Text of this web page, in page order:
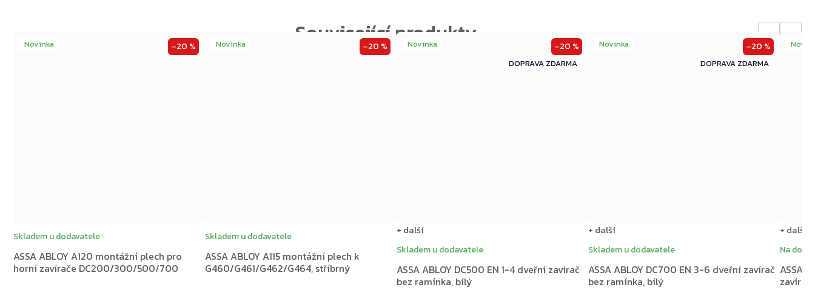
Novinka –20 %
ASSA ABLOY A120 montážní plech pro
horní zavírače DC200/300/500/700
Skladem u dodavatele
Novinka –20 %
ASSA ABLOY A115 montážní plech k
G460/G461/G462/G464, stříbrný
Skladem u dodavatele
Novinka
ZDARMA
–20 %
ASSA ABLOY DC500 EN 1-4 dveřní zavírač
bez ramínka, bílý
Skladem u dodavatele
+ další
Novinka
ZDARMA
–20 %
ASSA ABLOY DC700 EN 3-6 dveřní zavírač
bez ramínka, bílý
Skladem u dodavatele
+ další
ASSA
Na dotaz
+ další